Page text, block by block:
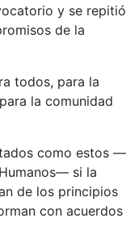
y se repitió
de la
todos, para la
la comunidad
como estos —
si la
de los principios
con acuerdos